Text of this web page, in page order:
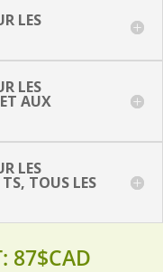
LES
LES
AUX
LES
TOUS LES
87$CAD